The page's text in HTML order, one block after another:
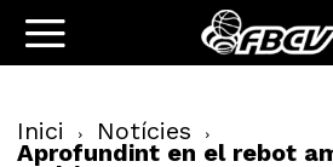
Inici Notícies
Aprofundint en el rebot